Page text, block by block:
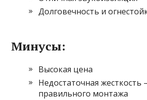
Долговечность и
Минусы:
Высокая цена
Недостаточная жесткость
правильного монтажа